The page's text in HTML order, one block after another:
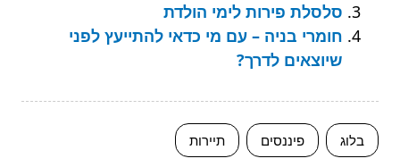
סלסלת פירות לימי הולדת
חומרי בניה – עם מי כדאי להתייעץ לפני
שיוצאים לדרך?
בלוג פיננסים תיירות